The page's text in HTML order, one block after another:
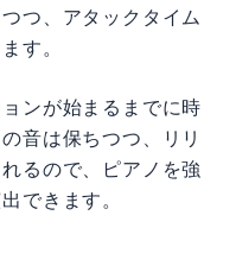
つ、アタックタイム
す。
ンが始まるまでに時
音は保ちつつ、リリ
るので、ピアノを強
できます。